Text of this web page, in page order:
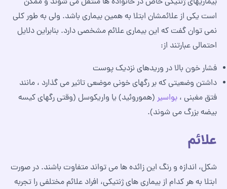
است یکی از علائمشان ابتلا به همین بیماری باشد. ولی به طور کلی
نمی توان گفت که این بیماری علائم مشخصی دارد. بنابراین دلایل
احتمالی عبارتند از:
فشار خون بالا در وریدهای نزدیک پوست
داشتن وضعیتی که بر رگهای خونی موضعی تاثیر می گذارد ، مانند
فتق مغبنی ، بواسیر (هموروئید) یا واریکوسل (وقتی رگهای کیسه
بیضه بزرگ می شوند).
علائم
شکل، اندازه و رنگ این زائده ها می تواند متفاوت باشند. در صورت
ابتلا به هر کدام از بیماری های ژنتیکی، افراد علائم مختلفی را تجربه